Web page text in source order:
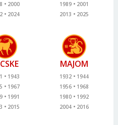
2000
2024
1989
2001
2013
2025
1943
1967
1991
2015
MAJOM
1932
1944
1956
1968
1980
1992
2004
2016